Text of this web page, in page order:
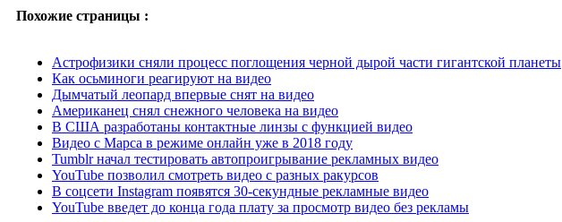
Похожие страницы :
Астрофизики сняли процесс поглощения черной дырой части гигантской планеты
Как осьминоги реагируют на видео
Дымчатый леопард впервые снят на видео
Американец снял снежного человека на видео
В США разработаны контактные линзы с функцией видео
Видео с Марса в режиме онлайн уже в 2018 году
Tumblr начал тестировать автопроигрывание рекламных видео
YouTube позволил смотреть видео с разных ракурсов
В соцсети Instagram появятся 30-секундные рекламные видео
YouTube введет до конца года плату за просмотр видео без рекламы